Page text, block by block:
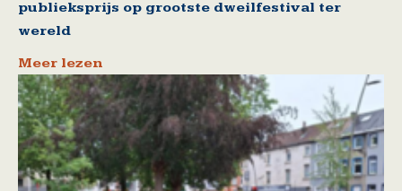
publieksprijs op grootste dweilfestival ter
wereld
Meer lezen